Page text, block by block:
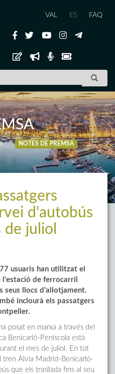
VAL ES FAQ
NOTES DE PREMSA
d'autobús
juliol
usuaris han utilitzat el
de ferrocarril
seus llocs d'allotjament.
inclourà els passatgers
posat en marxa a través del
Benicarló-Peníscola està
el mes de juliol. En tot
tren Alvia Madrid-Benicarló-
que els trasllada fins al seu